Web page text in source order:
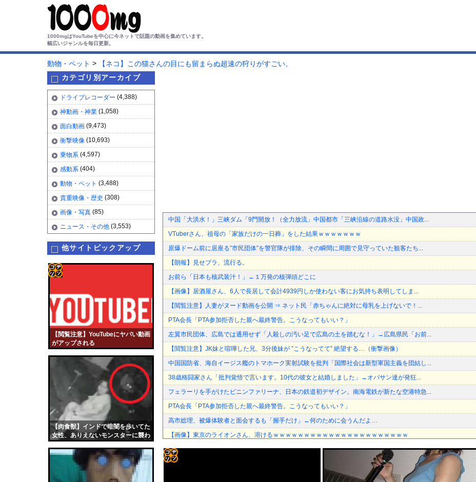
1000mgはYouTubeを中心に今ネットで話題の動画を集めています。
幅広いジャンルを毎日更新。
動物・ペット >
【ネコ】この猫さんの目にも留まらぬ超速の狩りがすごい。
カテゴリ別アーカイブ
ドライブレコーダー (4,388)
神動画・神業 (1,058)
面白動画 (9,473)
衝撃映像 (10,693)
乗物系 (4,597)
感動系 (404)
動物・ペット (3,488)
貴重映像・歴史 (308)
画像・写真 (85)
ニュース・その他 (3,553)
他サイトピックアップ
【閲覧注意】YouTubeにヤバい動画
がアップされる
【肉食獣】インドで暗闇を歩いてた
女性、ありえないモンスターに襲わ
リン
- 固
定リ
ンク
自動
中国「大洪水！」三峡ダム「9門開放！（全力放流」中国都市「三峡沿線の道路水没」中国政...
VTuberさん、祖母の「家族だけの一日葬」をした結果ｗｗｗｗｗｗｗ
原爆ドーム前に居座る”市民団体”を警官隊が排除、その瞬間に周囲で見守っていた観客たち...
【朗報】見せブラ、流行る。
お前ら「日本も核武装汁！」←１万発の核弾頭どこに
【画像】居酒屋さん、6人で長居して会計4939円しか使わない客にお気持ち表明してしま...
【閲覧注意】人妻がヌード動画を公開 ⇒ ネット民「赤ちゃんに絶対に母乳を上げないで！...
PTA会長「PTA参加拒否した親へ最終警告。こうなってもいい？」
左翼市民団体、広島では通用せず「人殺しの汚い足で広島の土を踏むな！」→広島県民「お前...
【閲覧注意】JK妹と喧嘩した兄、3分後妹が ”こうなってて” 絶望する…（衝撃画像）
中国国防省、海自イージス艦のトマホーク実射試験を批判「国際社会は新型軍国主義を団結し...
38歳格闘家さん「批判覚悟で言います。10代の彼女と結婚しました」→オバサン達が発狂...
フェラーリを手がけたピニンファリーナ、日本の鉄道初デザイン。南海電鉄が新たな空港特急...
PTA会長「PTA参加拒否した親へ最終警告。こうなってもいい？」
高市総理、被爆体験者と面会するも「握手だけ」←何のために会うんだよ…
【画像】東京のライオンさん、溶けるｗｗｗｗｗｗｗｗｗｗｗｗｗｗｗｗｗｗｗｗｗｗ
【DeNA対広島17回戦】DeNA・エンカーナシオン、第7号同点ソロホームラン！！！...
【悲報】落語家「リベラルは多様性を認めろ！と言いながら自分達と違う意見には執拗に攻撃...
パヨ「れいわ信者、れいわ知能といった表現は完全に差別表現。メディアは放送禁止用語に指...